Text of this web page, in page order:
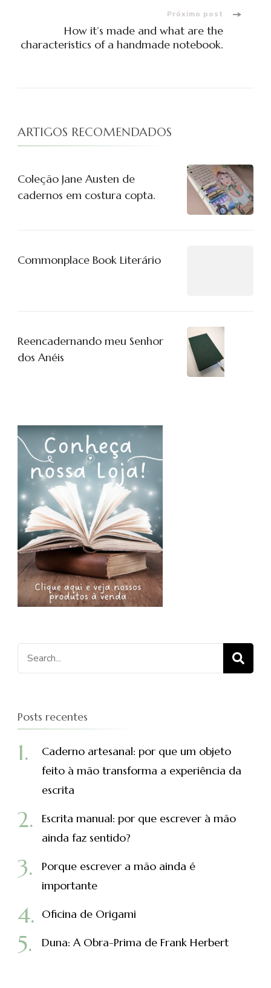
Próximo post
How it’s made and what are the
characteristics of a handmade notebook.
ARTIGOS RECOMENDADOS
Coleção Jane Austen de
cadernos em costura copta.
Commonplace Book Literário
Reencadernando meu Senhor
dos Anéis
Procurar
por:
Posts recentes
Caderno artesanal: por que um objeto
feito à mão transforma a experiência da
escrita
Escrita manual: por que escrever à mão
ainda faz sentido?
Porque escrever a mão ainda é
importante
Oficina de Origami
Duna: A Obra-Prima de Frank Herbert